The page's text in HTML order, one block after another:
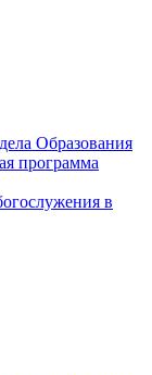
Образования
программа
в